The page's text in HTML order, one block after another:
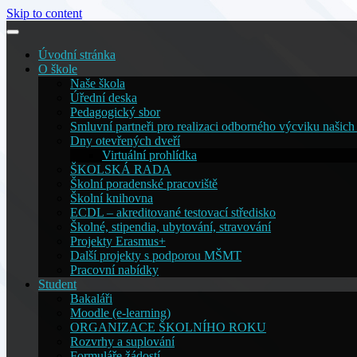
Skip to content
Úvodní stránka
O škole
Naše škola
Úřední deska
Pedagogický sbor
Smluvní partneři pro realizaci odborného výcviku našich
Dny otevřených dveří
Virtuální prohlídka
ŠKOLSKÁ RADA
Školní poradenské pracoviště
Školní knihovna
ECDL – akreditované testovací středisko
Školné, stipendia, ubytování, stravování
Projekty Erasmus+
Další projekty s podporou MŠMT
Pracovní nabídky
Student
Bakaláři
Moodle (e-learning)
ORGANIZACE ŠKOLNÍHO ROKU
Rozvrhy a suplování